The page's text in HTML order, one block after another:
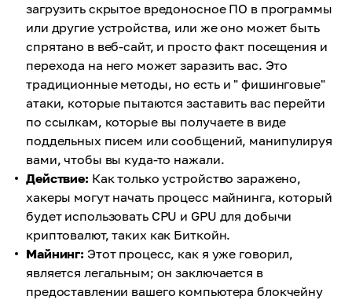
загрузить скрытое вредоносное ПО в программы
или другие устройства, или же оно может быть
спрятано в веб-сайт, и просто факт посещения и
перехода на него может заразить вас. Это
традиционные методы, но есть и " фишинговые"
атаки, которые пытаются заставить вас перейти
по ссылкам, которые вы получаете в виде
поддельных писем или сообщений, манипулируя
вами, чтобы вы куда-то нажали.
Действие: Как только устройство заражено,
хакеры могут начать процесс майнинга, который
будет использовать CPU и GPU для добычи
криптовалют, таких как Биткойн.
Майнинг: Этот процесс, как я уже говорил,
является легальным; он заключается в
предоставлении вашего компьютера блокчейну